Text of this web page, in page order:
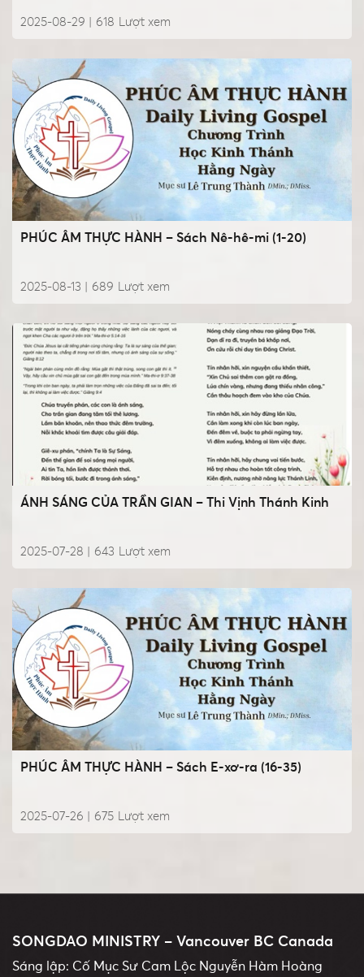
2025-08-29 | Lượt xem
618
PHÚC ÂM THỰC HÀNH – Sách Nê-hê-mi (1-20)
2025-08-13 | Lượt xem
689
ÁNH SÁNG CỦA TRẦN GIAN – Thi Vịnh Thánh Kinh
2025-07-28 | Lượt xem
643
PHÚC ÂM THỰC HÀNH – Sách E-xơ-ra (16-35)
2025-07-26 | Lượt xem
675
SONGDAO MINISTRY – Vancouver BC Canada
Sáng lập: Cố Mục Sư Cam Lộc Nguyễn Hàm Hoàng